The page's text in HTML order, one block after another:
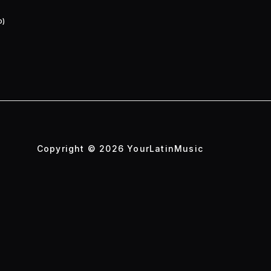
Copyright © 2026 YourLatinMusic